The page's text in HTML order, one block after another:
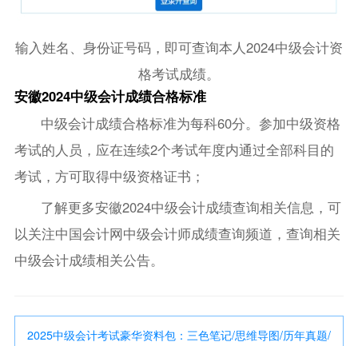
输入姓名、身份证号码，即可查询本人2024中级会计资
格考试成绩。
安徽2024中级会计成绩合格标准
中级会计成绩合格标准为每科60分。参加中级资格
考试的人员，应在连续2个考试年度内通过全部科目的
考试，方可取得中级资格证书；
了解更多安徽2024中级会计成绩查询相关信息，可
以关注中国会计网中级会计师成绩查询频道，查询相关
中级会计成绩相关公告。
2025中级会计考试豪华资料包：三色笔记/思维导图/历年真题/